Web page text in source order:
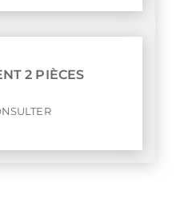
2 PIÈCES